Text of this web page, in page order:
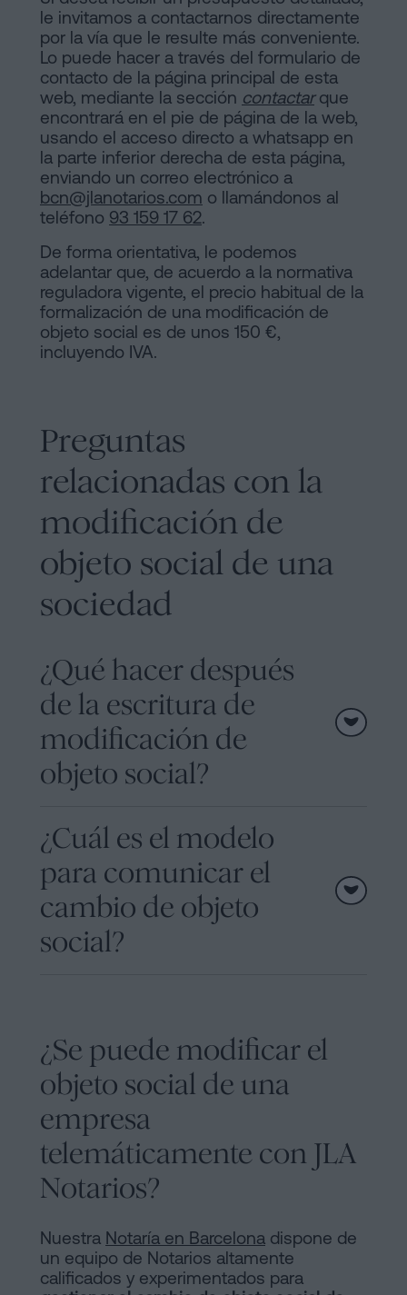
le invitamos a contactarnos directamente
por la vía que le resulte más conveniente.
Lo puede hacer a través del formulario de
contacto de la página principal de esta
web, mediante la sección contactarque
encontrará en el pie de página de la web,
usando el acceso directo a whatsapp en
la parte inferior derecha de esta página,
enviando un correo electrónico a
bcn@jlanotarios.com o llamándonos al
teléfono 93 159 17 62.
De forma orientativa, le podemos
adelantar que, de acuerdo a la normativa
reguladora vigente, el precio habitual de la
formalización de una modificación de
objeto social es de unos 150 €,
incluyendo IVA.
Preguntas
relacionadas con la
modificación de
objeto social de una
sociedad
¿Qué hacer después
de la escritura de
modificación de
objeto social?
¿Cuál es el modelo
para comunicar el
cambio de objeto
social?
¿Se puede modificar el
objeto social de una
empresa
telemáticamente con JLA
Notarios?
Nuestra Notaría en Barcelona dispone de
un equipo de Notarios altamente
calificados y experimentados para